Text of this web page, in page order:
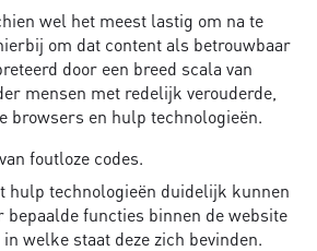
wel het meest lastig om na te
om dat content als betrouwbaar
door een breed scala van
mensen met redelijk verouderde,
browsers en hulp technologieën.
foutloze codes.
hulp technologieën duidelijk kunnen
bepaalde functies binnen de website
welke staat deze zich bevinden.